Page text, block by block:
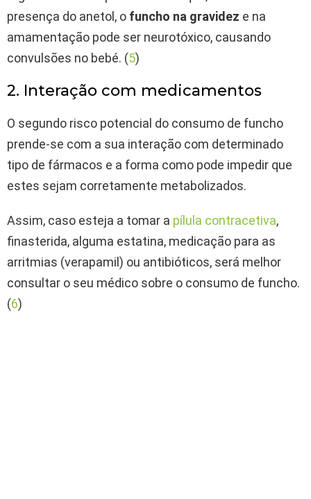
presença do anetol, o funcho na gravidez e na
amamentação pode ser neurotóxico, causando
convulsões no bebé. (5)
2. Interação com medicamentos
O segundo risco potencial do consumo de funcho
prende-se com a sua interação com determinado
tipo de fármacos e a forma como pode impedir que
estes sejam corretamente metabolizados.
Assim, caso esteja a tomar a pílula contracetiva,
finasterida, alguma estatina, medicação para as
arritmias (verapamil) ou antibióticos, será melhor
consultar o seu médico sobre o consumo de funcho.
(6)